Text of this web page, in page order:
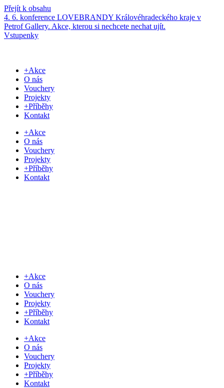
Přejít k obsahu
4. 6. konference LOVEBRANDY Královéhradeckého kraje v
Petrof Gallery. Akce, kterou si nechcete nechat ujít.
Vstupenky
+Akce
O nás
Vouchery
Projekty
+Příběhy
Kontakt
+Akce
O nás
Vouchery
Projekty
+Příběhy
Kontakt
+Akce
O nás
Vouchery
Projekty
+Příběhy
Kontakt
+Akce
O nás
Vouchery
Projekty
+Příběhy
Kontakt